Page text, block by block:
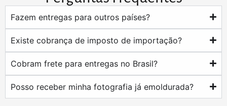
Fazem entregas para outros países?
Existe cobrança de imposto de importação?
Cobram frete para entregas no Brasil?
Posso receber minha fotografia já emoldurada?